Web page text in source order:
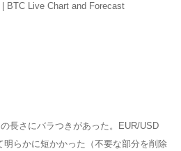
BTC Live Chart and Forecast
長さにバラつきがあった。EUR/USD
らかに短かかった（不要な部分を削除